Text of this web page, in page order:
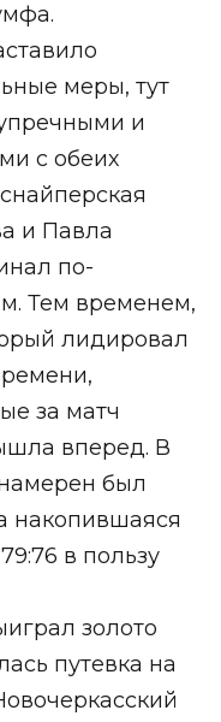
меры, тут
и
с обеих
и Павла
по-
Тем временем,
лидировал
за матч
вперед. В
был
накопившаяся
в пользу
золото
путевка на